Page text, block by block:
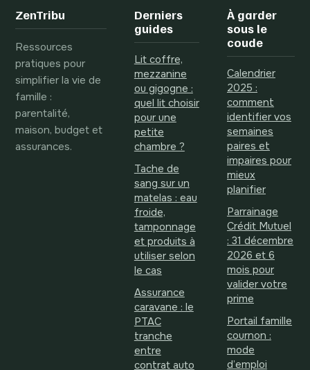
votre gestion
ZenTribu
Ressources
pratiques pour
simplifier la vie de
famille :
parentalité,
maison, budget et
assurances.
Derniers
guides
Lit coffre,
mezzanine
ou gigogne :
quel lit choisir
pour une
petite
chambre ?
Tache de
sang sur un
matelas : eau
froide,
tamponnage
et produits à
utiliser selon
le cas
Assurance
caravane : le
PTAC
tranche
entre
contrat auto
À garder
sous le
coude
Calendrier
2025 :
comment
identifier vos
semaines
paires et
impaires pour
mieux
planifier
Parrainage
Crédit Mutuel
: 31 décembre
2026 et 6
mois pour
valider votre
prime
Portail famille
cournon :
mode
d’emploi